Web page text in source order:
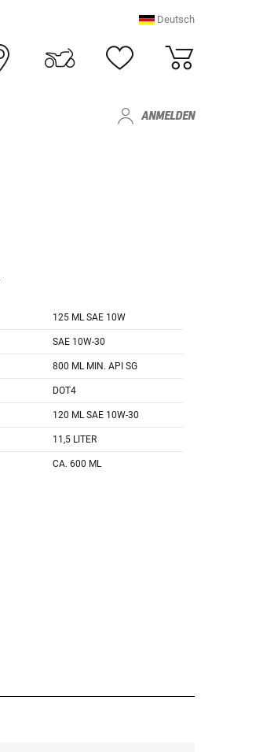
Deutsch
ANMELDEN
125 ML SAE 10W
SAE 10W-30
800 ML MIN. API SG
DOT4
120 ML SAE 10W-30
11,5 LITER
CA. 600 ML